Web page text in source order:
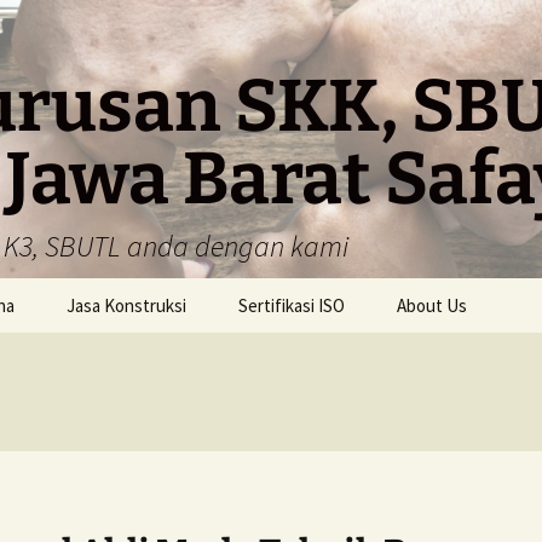
SKK,
Barat
SBUTL anda dengan kami
Jasa Konstruksi Sertifikasi ISO About Us